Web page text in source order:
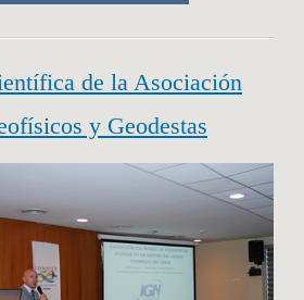
de la Asociación
y Geodestas